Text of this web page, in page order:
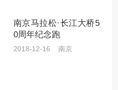
南京马拉松·长江大桥5
0周年纪念跑
2018-12-16 南京